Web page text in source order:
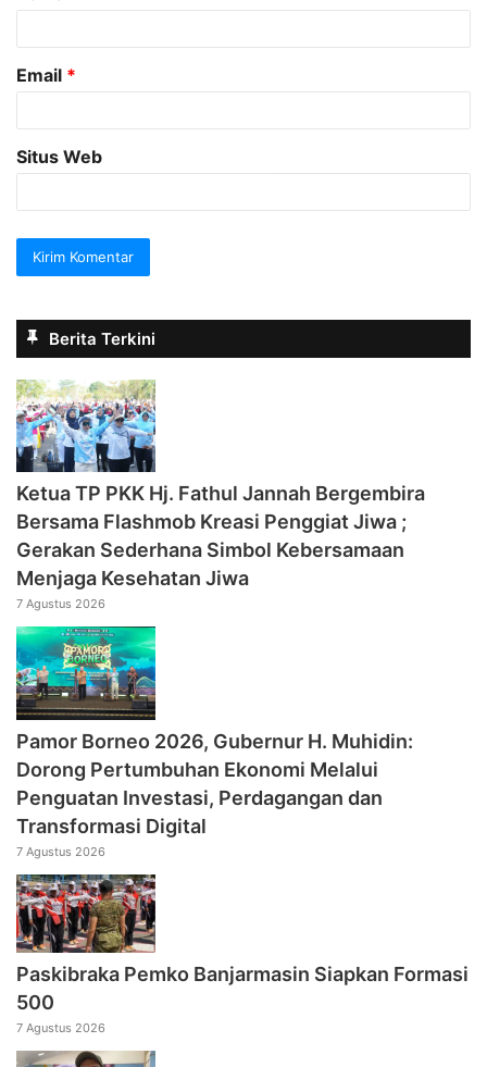
Email *
Situs Web
Berita Terkini
‎Ketua TP PKK Hj. Fathul Jannah Bergembira
Bersama Flashmob Kreasi Penggiat Jiwa ;
Gerakan Sederhana Simbol Kebersamaan
Menjaga Kesehatan Jiwa
7 Agustus 2026
Pamor Borneo 2026, Gubernur H. Muhidin:
Dorong Pertumbuhan Ekonomi Melalui
Penguatan Investasi, Perdagangan dan
Transformasi Digital
7 Agustus 2026
Paskibraka Pemko Banjarmasin Siapkan Formasi
500
7 Agustus 2026